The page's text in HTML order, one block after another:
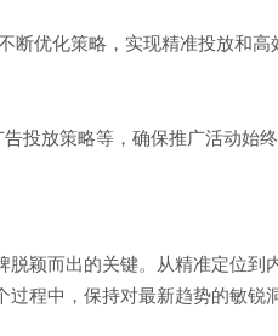
优化策略，实现精准投放和高
投放策略等，确保推广活动始终
颖而出的关键。从精准定位
程中，保持对最新趋势的敏